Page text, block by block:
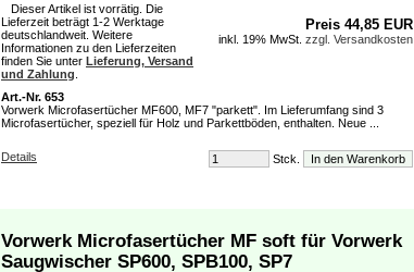
Dieser Artikel ist vorrätig. Die
Lieferzeit beträgt 1-2 Werktage
deutschlandweit. Weitere
Informationen zu den Lieferzeiten
finden Sie unter Lieferung, Versand
und Zahlung
Preis 44,85 EUR
inkl. 19% MwSt. zzgl. Versandkosten
Art.-Nr. 653
Vorwerk Microfasertücher MF600, MF7 "parkett". Im Lieferumfang sind 3
Microfasertücher, speziell für Holz und Parkettböden, enthalten. Neue ...
Details Stck.
Vorwerk Microfasertücher MF soft für Vorwerk
Saugwischer SP600, SPB100, SP7